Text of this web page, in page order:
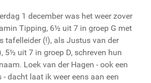
1 december was het weer zover
Tipping, 6½ uit 7 in groep G met
tafelleider (!), als Justus van der
5½ uit 7 in groep D, schreven hun
Loek van der Hagen - ook een
- dacht laat ik weer eens aan een